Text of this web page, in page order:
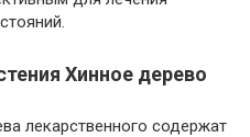
Хинное дерево
лекарственного содержат